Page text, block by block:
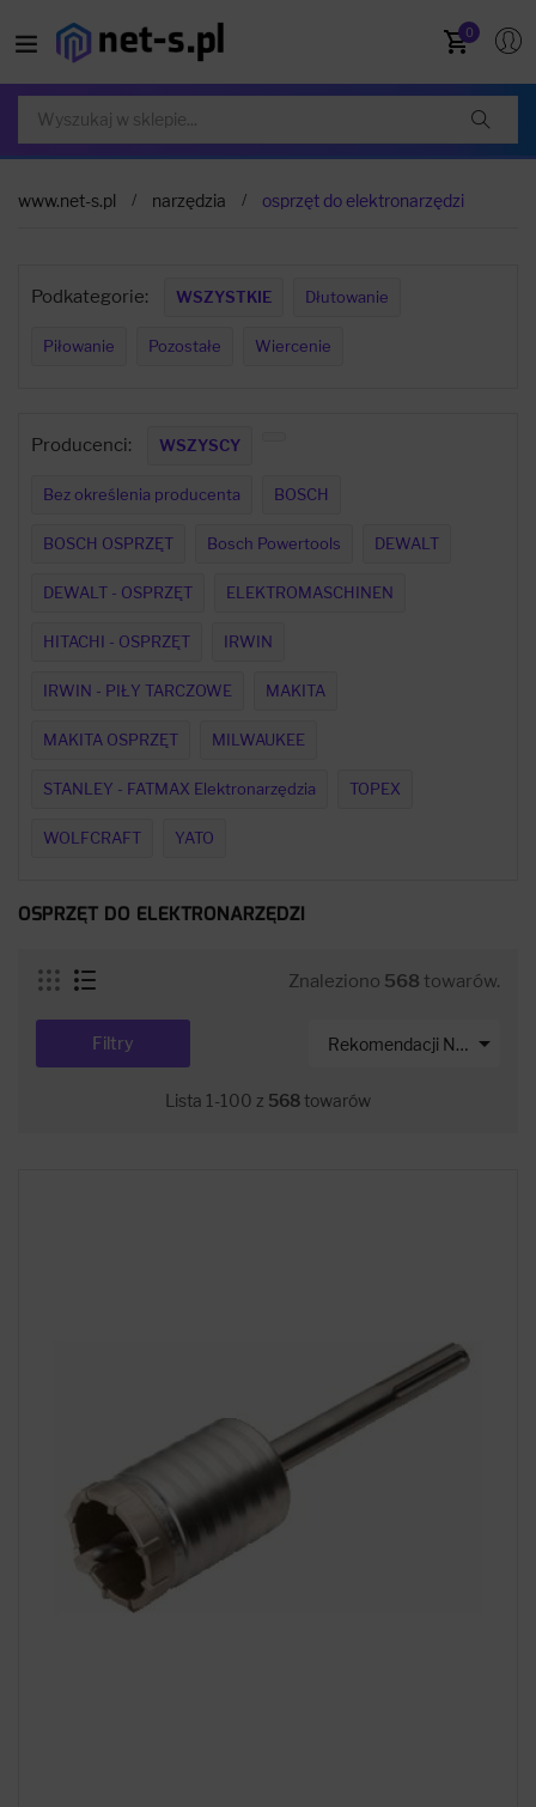
0
www.net-s.pl narzędzia osprzęt do elektronarzędzi
Podkategorie: WSZYSTKIE Dłutowanie
Piłowanie Pozostałe Wiercenie
Producenci: WSZYSCY
Bez określenia producenta BOSCH
BOSCH OSPRZĘT Bosch Powertools DEWALT
DEWALT - OSPRZĘT ELEKTROMASCHINEN
HITACHI - OSPRZĘT IRWIN
IRWIN - PIŁY TARCZOWE MAKITA
MAKITA OSPRZĘT MILWAUKEE
STANLEY - FATMAX Elektronarzędzia TOPEX
WOLFCRAFT YATO
OSPRZĘT DO ELEKTRONARZĘDZI
Znaleziono 568 towarów.
Rekomendacji Net-s 
Filtry
Lista 1-100 z 568towarów